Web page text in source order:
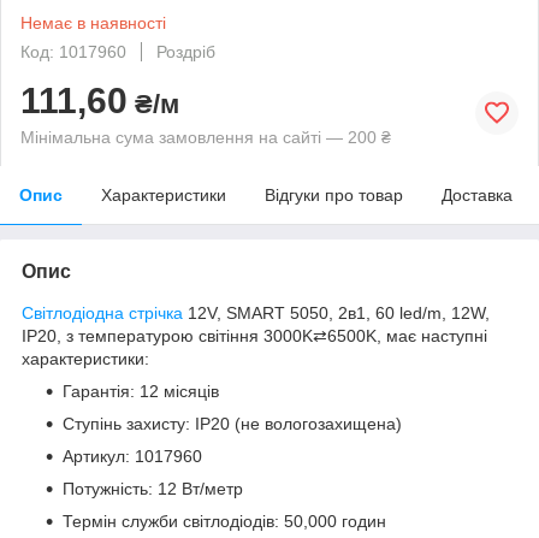
Немає в наявності
Код: 1017960
Роздріб
111,60 ₴/м
Мінімальна сума замовлення на сайті — 200 ₴
Опис Характеристики Відгуки про товар Доставка
Опис
Світлодіодна стрічка 12V, SMART 5050, 2в1, 60 led/m, 12W,
IP20, з температурою світіння 3000K⇄6500K, має наступні
характеристики:
Гарантія: 12 місяців
Ступінь захисту: IP20 (не вологозахищена)
Артикул: 1017960
Потужність: 12 Вт/метр
Термін служби світлодіодів: 50,000 годин